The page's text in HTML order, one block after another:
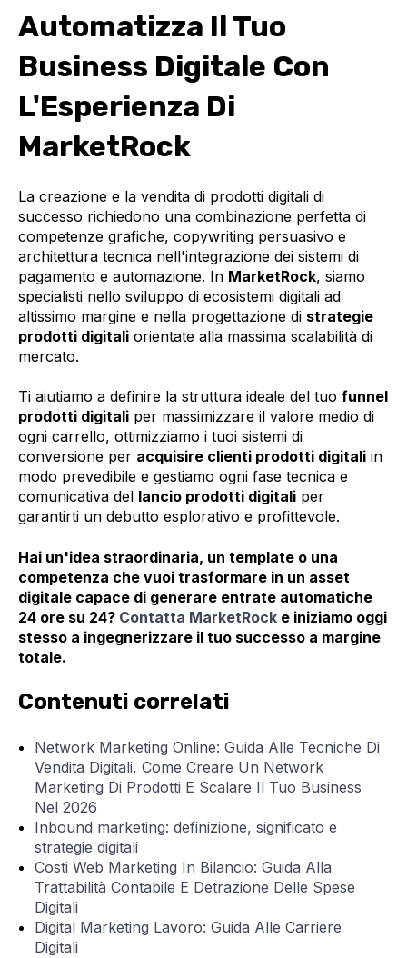
Automatizza Il Tuo
Business Digitale Con
L'Esperienza Di
MarketRock
La creazione e la vendita di prodotti digitali di
successo richiedono una combinazione perfetta di
competenze grafiche, copywriting persuasivo e
architettura tecnica nell'integrazione dei sistemi di
pagamento e automazione. In MarketRock, siamo
specialisti nello sviluppo di ecosistemi digitali ad
altissimo margine e nella progettazione di strategie
prodotti digitali orientate alla massima scalabilità di
mercato.
Ti aiutiamo a definire la struttura ideale del tuo funnel
prodotti digitali per massimizzare il valore medio di
ogni carrello, ottimizziamo i tuoi sistemi di
conversione per acquisire clienti prodotti digitali in
modo prevedibile e gestiamo ogni fase tecnica e
comunicativa del lancio prodotti digitali per
garantirti un debutto esplorativo e profittevole.
Hai un'idea straordinaria, un template o una
competenza che vuoi trasformare in un asset
digitale capace di generare entrate automatiche
24 ore su 24? Contatta MarketRock e iniziamo oggi
stesso a ingegnerizzare il tuo successo a margine
totale.
Contenuti correlati
Network Marketing Online: Guida Alle Tecniche Di
Vendita Digitali, Come Creare Un Network
Marketing Di Prodotti E Scalare Il Tuo Business
Nel 2026
Inbound marketing: definizione, significato e
strategie digitali
Costi Web Marketing In Bilancio: Guida Alla
Trattabilità Contabile E Detrazione Delle Spese
Digitali
Digital Marketing Lavoro: Guida Alle Carriere
Digitali